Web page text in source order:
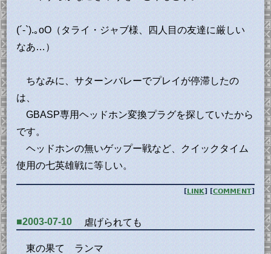
(´-`).｡oO（タライ・ジャブ様、四人目の友達に厳しい
なあ…）
ちなみに、サターンバレーでプレイが停滞したの
は、
GBASP専用ヘッドホン変換プラグを探していたから
です。
ヘッドホンの無いゲップー戦など、クイックタイム
使用の七英雄戦に等しい。
[LINK] [COMMENT]
■2003-07-10 虐げられても
東の果て ランマ